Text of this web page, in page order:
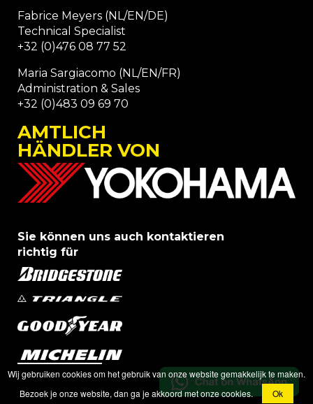
Fabrice Meyers (NL/EN/DE)
Technical Specialist
+32 (0)476 08 77 52
Maria Sargiacomo (NL/EN/FR)
Administration & Sales
+32 (0)483 09 69 70
AMTLICH
HÄNDLER VON
Sie können uns auch kontaktieren
richtig für
Wij gebruiken cookies om het gebruik van onze website gemakkelijk te maken.
Bezoek je onze website, dan ga je akkoord met onze cookies.
Ok